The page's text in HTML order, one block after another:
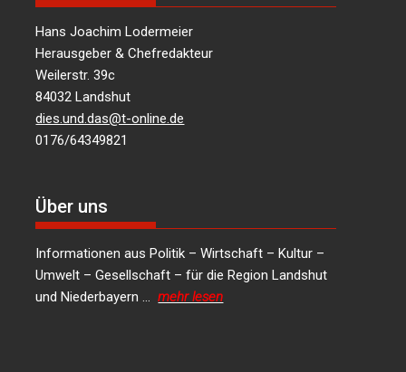
Hans Joachim Lodermeier
Herausgeber & Chefredakteur
Weilerstr. 39c
84032 Landshut
dies.und.das@t-online.de
0176/64349821
Über uns
Informationen aus Politik – Wirtschaft – Kultur –
Umwelt – Gesellschaft – für die Region Landshut
und Niederbayern …mehr lesen